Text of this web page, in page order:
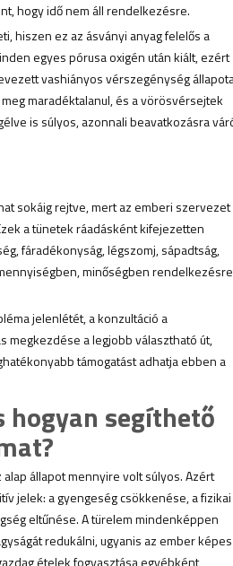
hogy idő nem áll rendelkezésre.
hiszen ez az ásványi anyag felelős a
egyes pórusa oxigén után kiált, ezért
vashiányos vérszegénység
maradéktalanul, és a vörösvérsejtek
is súlyos, azonnali beavatkozásra
sokáig rejtve, mert az emberi szervezet
a tünetek ráadásként kifejezetten
fáradékonyság, légszomj, sápadtság,
minőségben rendelkezésre
jelenlétét, a konzultáció a
megkezdése a legjobb választható út,
támogatást adhatja ebben a
segíthető
állapot mennyire volt súlyos. Azért
jelek: a gyengeség csökkenése, a fizikai
eltűnése. A türelem mindenképpen
redukálni, ugyanis az ember képes
ételek fogyasztása egyébként